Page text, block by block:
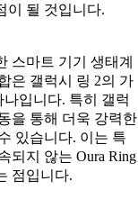
이 될 것입니다.
스마트 기기 생태계
은 갤럭시 링 2의 가
입니다. 특히 갤럭
을 통해 더욱 강력한
있습니다. 이는 특
되지 않는 Oura Ring
점입니다.